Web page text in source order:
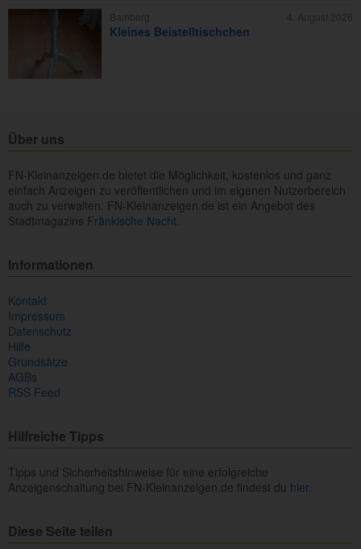
Kleines Beistelltischchen
Über uns
FN-Kleinanzeigen.de bietet die Möglichkeit, kostenlos und ganz
einfach Anzeigen zu veröffentlichen und im eigenen Nutzerbereich
auch zu verwalten. FN-Kleinanzeigen.de ist ein Angebot des
Stadtmagazins Fränkische Nacht.
Informationen
Kontakt
Impressum
Datenschutz
Hilfe
Grundsätze
AGBs
RSS Feed
Hilfreiche Tipps
Tipps und Sicherheitshinweise für eine erfolgreiche
Anzeigenschaltung bei FN-Kleinanzeigen.de findest du hier.
Diese Seite teilen